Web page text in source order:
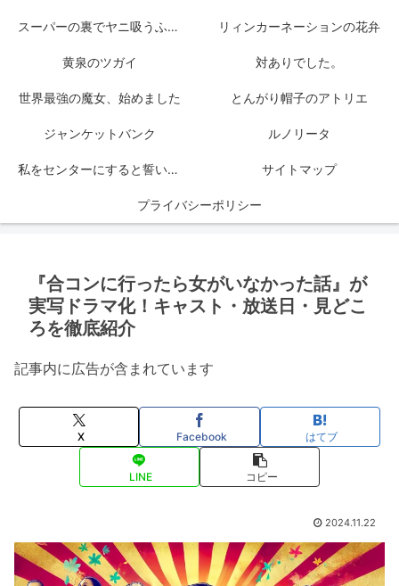
スーパーの裏でヤニ吸うふたり リィンカーネーションの花弁
黄泉のツガイ 対ありでした。
世界最強の魔女、始めました とんがり帽子のアトリエ
ジャンケットバンク ルノリータ
私をセンターにすると誓いますか？ サイトマップ
プライバシーポリシー
『合コンに行ったら女がいなかった話』が
実写ドラマ化！キャスト・放送日・見どこ
ろを徹底紹介
記事内に広告が含まれています
X Facebook はてブ
LINE コピー
2024.11.22